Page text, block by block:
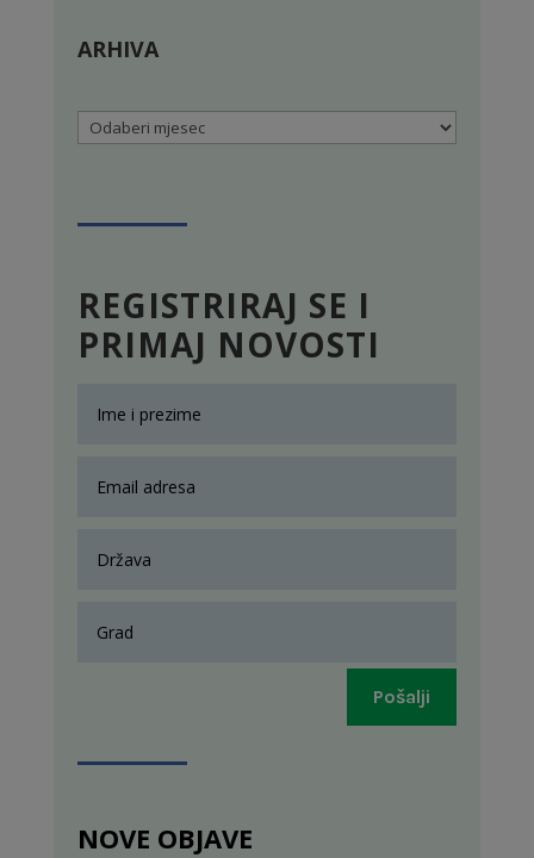
ARHIVA
Arhiva
REGISTRIRAJ SE I
PRIMAJ NOVOSTI
Pošalji
NOVE OBJAVE